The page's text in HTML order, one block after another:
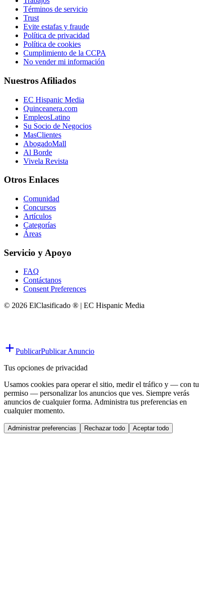
Términos de servicio
Trust
Evite estafas y fraude
Política de privacidad
Política de cookies
Cumplimiento de la CCPA
No vender mi información
Nuestros Afiliados
EC Hispanic Media
Quinceanera.com
EmpleosLatino
Su Socio de Negocios
MasClientes
AbogadoMall
Al Borde
Vivela Revista
Otros Enlaces
Comunidad
Concursos
Artículos
Categorías
Áreas
Servicio y Apoyo
FAQ
Contáctanos
Consent Preferences
© 2026 ElClasificado ® | EC Hispanic Media
PublicarPublicar Anuncio
Tus opciones de privacidad
Usamos cookies para operar el sitio, medir el tráfico y — con tu
permiso — personalizar los anuncios que ves. Siempre verás
anuncios de cualquier forma. Administra tus preferencias en
cualquier momento.
Administrar preferencias Rechazar todo Aceptar todo